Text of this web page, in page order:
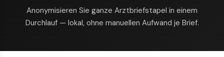
Anonymisieren Sie ganze Arztbrief­stapel in einem
Durchlauf — lokal, ohne manuellen Aufwand je Brief.